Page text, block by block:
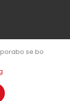
se bo
Reserved.